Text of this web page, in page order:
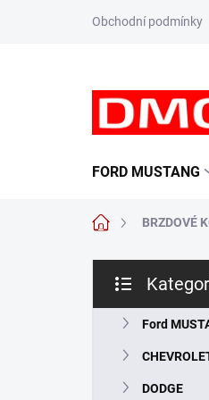
Obchodní podmínky
FORD MUSTANG
Domů BRZDOVÉ
s
kategorie
Ford
DODGE